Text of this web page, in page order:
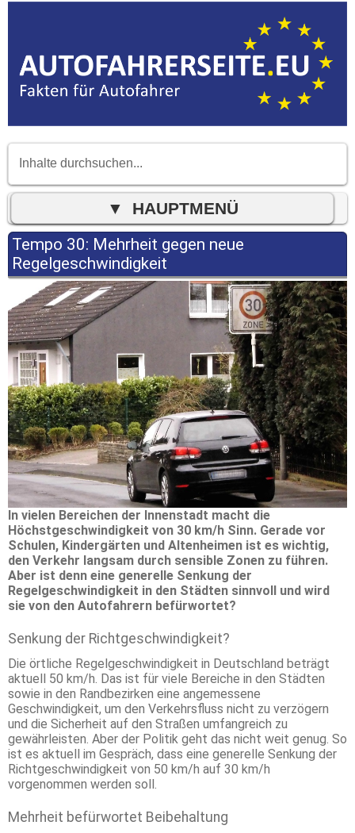
Tempo 30: Mehrheit gegen neue
Regelgeschwindigkeit
In vielen Bereichen der Innenstadt macht die
Höchstgeschwindigkeit von 30 km/h Sinn. Gerade vor
Schulen, Kindergärten und Altenheimen ist es wichtig,
den Verkehr langsam durch sensible Zonen zu führen.
Aber ist denn eine generelle Senkung der
Regelgeschwindigkeit in den Städten sinnvoll und wird
sie von den Autofahrern befürwortet?
Senkung der Richtgeschwindigkeit?
Die örtliche Regelgeschwindigkeit in Deutschland beträgt
aktuell 50 km/h. Das ist für viele Bereiche in den Städten
sowie in den Randbezirken eine angemessene
Geschwindigkeit, um den Verkehrsfluss nicht zu verzögern
und die Sicherheit auf den Straßen umfangreich zu
gewährleisten. Aber der Politik geht das nicht weit genug. So
ist es aktuell im Gespräch, dass eine generelle Senkung der
Richtgeschwindigkeit von 50 km/h auf 30 km/h
vorgenommen werden soll.
Mehrheit befürwortet Beibehaltung